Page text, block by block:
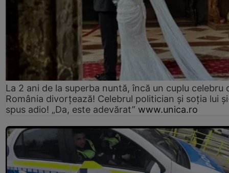
La 2 ani de la superba nuntă, încă un cuplu celebru
România divorțează! Celebrul politician și soția lui
spus adio! „Da, este adevărat” www.unica.ro